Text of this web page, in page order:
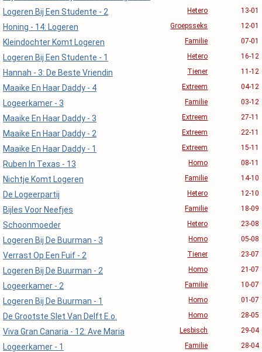
Logeren Bij Een Studente - 2 Hetero 13-01
Honing - 14: Logeren Groepsseks 12-01
Kleindochter Komt Logeren Familie 07-01
Logeren Bij Een Studente - 1 Hetero 16-12
Hannah - 3: De Beste Vriendin Tiener 11-12
Maaike En Haar Daddy - 4 Extreem 04-12
Logeerkamer - 3 Familie 03-12
Maaike En Haar Daddy - 3 Extreem 27-11
Maaike En Haar Daddy - 2 Extreem 22-11
Maaike En Haar Daddy - 1 Extreem 15-11
Ruben In Texas - 13 Homo 08-11
Nichtje Komt Logeren Familie 14-10
De Logeerpartij Hetero 12-10
Bijles Voor Neefjes Familie 18-09
Schoonmoeder Hetero 23-08
Logeren Bij De Buurman - 3 Homo 05-08
Verrast Op Een Fuif - 2 Tiener 23-07
Logeren Bij De Buurman - 2 Homo 21-07
Logeerkamer - 2 Familie 10-07
Logeren Bij De Buurman - 1 Homo 01-07
De Grootste Slet Van Delft E.o. Homo 28-05
Viva Gran Canaria - 12: Ave Maria Lesbisch 29-04
Logeerkamer - 1 Familie 28-04